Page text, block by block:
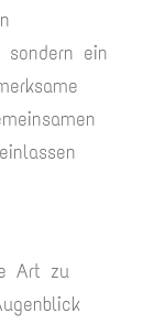
sondern ein
Art zu